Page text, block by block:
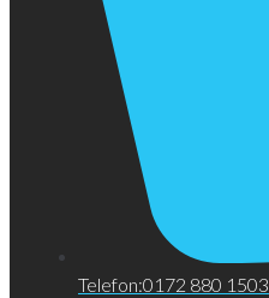
Telefon:0172 880 1503